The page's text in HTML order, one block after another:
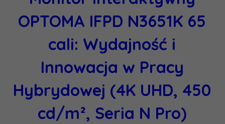
OPTOMA IFPD N3651K 65
cali: Wydajność i
Innowacja w Pracy
Hybrydowej (4K UHD, 450
cd/m², Seria N Pro)